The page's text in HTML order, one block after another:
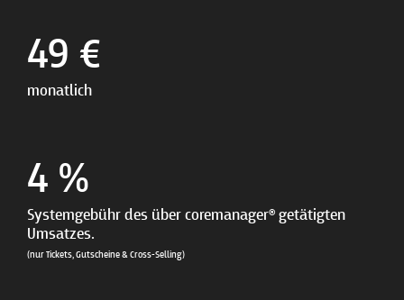
49 €
monatlich
4 %
Systemgebühr des über coremanager® getätigten
Umsatzes.
(nur Tickets, Gutscheine & Cross-Selling)